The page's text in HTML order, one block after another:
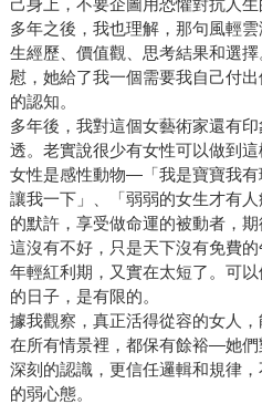
多年之後，我也理解，那句風輕
生經歷、價值觀、思考結果和選
慰，她給了我一個需要我自己付
的認知。
多年後，我對這個女藝術家還有
透。老實說很少有女性可以做到這
女性是感性動物—「我是寶寶我
讓我一下」、「弱弱的女生才有
的默許，享受做命運的被動者，期
這沒有不好，只是天下沒有免費
年輕紅利期，又實在太短了。可
的日子，是有限的。
據我觀察，真正活得從容的女人
在所有情景裡，都保有餘裕—她
深刻的認識，更信任邏輯和規律
的弱心態。